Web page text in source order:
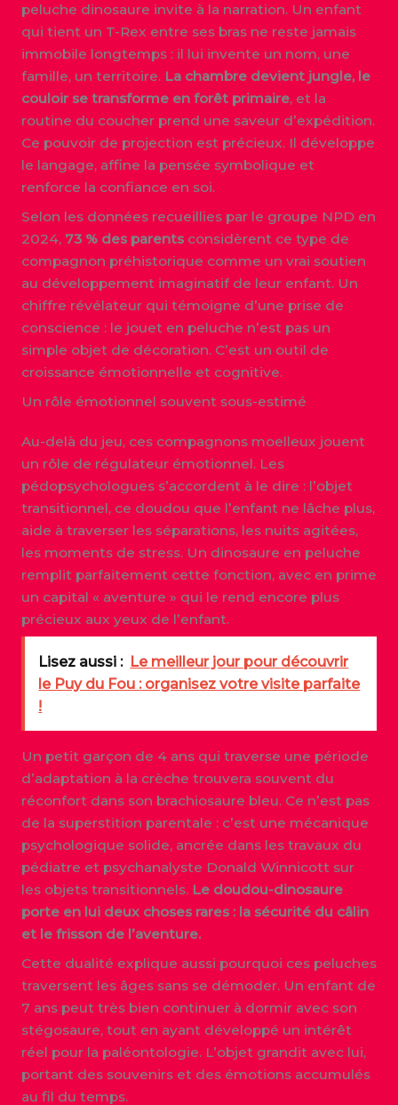
peluche dinosaure invite à la narration. Un enfant
qui tient un T-Rex entre ses bras ne reste jamais
immobile longtemps : il lui invente un nom, une
famille, un territoire. La chambre devient jungle, le
couloir se transforme en forêt primaire, et la
routine du coucher prend une saveur d’expédition.
Ce pouvoir de projection est précieux. Il développe
le langage, affine la pensée symbolique et
renforce la confiance en soi.
Selon les données recueillies par le groupe NPD en
2024, 73 % des parentsconsidèrent ce type de
compagnon préhistorique comme un vrai soutien
au développement imaginatif de leur enfant. Un
chiffre révélateur qui témoigne d’une prise de
conscience : le jouet en peluche n’est pas un
simple objet de décoration. C’est un outil de
croissance émotionnelle et cognitive.
Un rôle émotionnel souvent sous-estimé
Au-delà du jeu, ces compagnons moelleux jouent
un rôle de régulateur émotionnel. Les
pédopsychologues s’accordent à le dire : l’objet
transitionnel, ce doudou que l’enfant ne lâche plus,
aide à traverser les séparations, les nuits agitées,
les moments de stress. Un dinosaure en peluche
remplit parfaitement cette fonction, avec en prime
un capital « aventure » qui le rend encore plus
précieux aux yeux de l’enfant.
Lisez aussi : Le meilleur jour pour découvrir
le Puy du Fou : organisez votre visite parfaite
!
Un petit garçon de 4 ans qui traverse une période
d’adaptation à la crèche trouvera souvent du
réconfort dans son brachiosaure bleu. Ce n’est pas
de la superstition parentale : c’est une mécanique
psychologique solide, ancrée dans les travaux du
pédiatre et psychanalyste Donald Winnicott sur
les objets transitionnels. Le doudou-dinosaure
porte en lui deux choses rares : la sécurité du câlin
et le frisson de l’aventure.
Cette dualité explique aussi pourquoi ces peluches
traversent les âges sans se démoder. Un enfant de
7 ans peut très bien continuer à dormir avec son
stégosaure, tout en ayant développé un intérêt
réel pour la paléontologie. L’objet grandit avec lui,
portant des souvenirs et des émotions accumulés
au fil du temps.